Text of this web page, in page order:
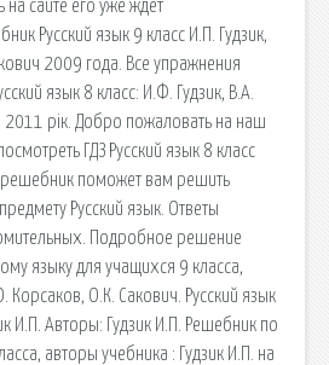
на сайте его уже ждет
Русский язык 9 класс И.П. Гудзик,
2009 года. Все упражнения
язык 8 класс: И.Ф. Гудзик, В.А.
2011 рiк. Добро пожаловать на наш
ГДЗ Русский язык 8 класс
решебник поможет вам решить
Русский язык. Ответы
Подробное решение
языку для учащихся 9 класса,
Корсаков, О.К. Сакович. Русский язык
И.П. Авторы: Гудзик И.П. Решебник по
авторы учебника : Гудзик И.П. на